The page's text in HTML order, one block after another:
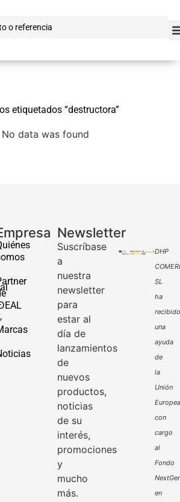
etiquetados “destructora”
No data was found
Newsletter
Suscríbase
a
nuestra
newsletter
para
estar al
día de
lanzamientos
de
nuevos
productos,
noticias
de su
interés,
promociones
y
mucho
más.
DHP
SL
ha
recibido
una
ayuda
de
la
Unión
Europea
con
cargo
al
Fondo
en